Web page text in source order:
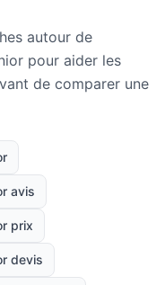
autour de
pour aider les
de comparer une
avis
prix
devis